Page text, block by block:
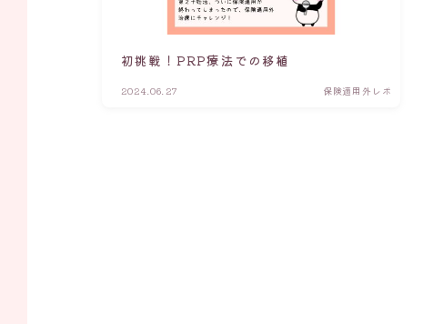
初挑戦！PRP療法での移植
2024.06.27 保険適用外レポ